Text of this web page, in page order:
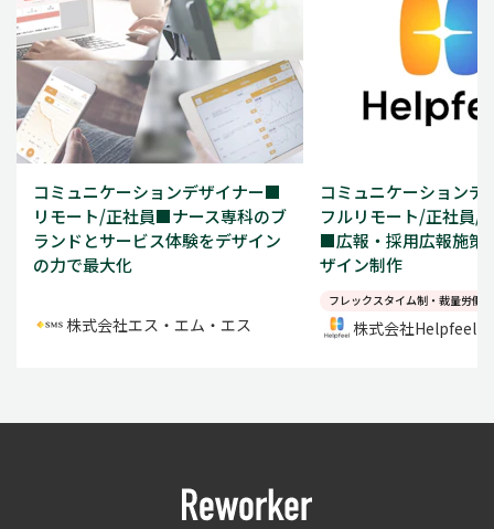
コミュニケーションデザイナー■
リモート/正社員■ナース専科のブ
ランドとサービス体験をデザイン
の力で最大化
株式会社エス・エム・エス
コミュニケーション
フルリモート/正社員/
■広報・採用広報施策
ザイン制作
フレックスタイム制・裁量労働制
株式会社Helpfeel